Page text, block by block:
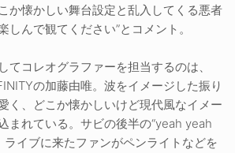
か懐かしい舞台設定と乱入してくる悪者
しんで観てください”とコメント。
てコレオグラファーを担当するのは、
の加藤由唯。波をイメージした振り
く、どこか懐かしいけど現代風なイメー
まれている。サビの後半の“yeah yeah
ライブに来たファンがペンライトなどを